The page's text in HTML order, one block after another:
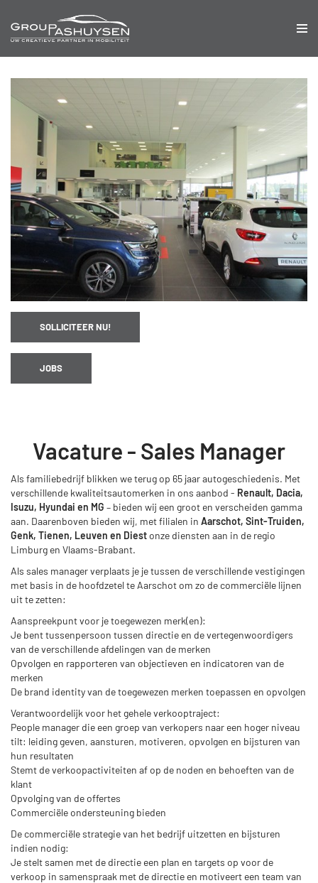
SOLLICITEER NU!
JOBS
Vacature - Sales Manager
Als familiebedrijf blikken we terug op 65 jaar autogeschiedenis. Met
verschillende kwaliteitsautomerken in ons aanbod - Renault, Dacia,
Isuzu, Hyundai en MG – bieden wij een groot en verscheiden gamma
aan. Daarenboven bieden wij, met filialen in Aarschot, Sint-Truiden,
Genk, Tienen, Leuven en Diestonze diensten aan in de regio
Limburg en Vlaams-Brabant.
Als sales manager verplaats je je tussen de verschillende vestigingen
met basis in de hoofdzetel te Aarschot om zo de commerciële lijnen
uit te zetten:
Aanspreekpunt voor je toegewezen merk(en):
Je bent tussenpersoon tussen directie en de vertegenwoordigers
van de verschillende afdelingen van de merken
Opvolgen en rapporteren van objectieven en indicatoren van de
merken
De brand identity van de toegewezen merken toepassen en opvolgen
Verantwoordelijk voor het gehele verkooptraject:
People manager die een groep van verkopers naar een hoger niveau
tilt: leiding geven, aansturen, motiveren, opvolgen en bijsturen van
hun resultaten
Stemt de verkoopactiviteiten af op de noden en behoeften van de
klant
Opvolging van de offertes
Commerciële ondersteuning bieden
De commerciële strategie van het bedrijf uitzetten en bijsturen
indien nodig:
Je stelt samen met de directie een plan en targets op voor de
verkoop in samenspraak met de directie en motiveert een team van